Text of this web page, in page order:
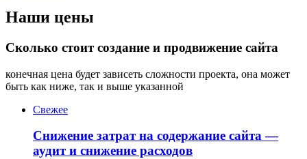
Наши цены
Сколько стоит создание и продвижение сайта
конечная цена будет зависеть сложности проекта, она может
быть как ниже, так и выше указанной
Свежее
Снижение затрат на содержание сайта —
аудит и снижение расходов